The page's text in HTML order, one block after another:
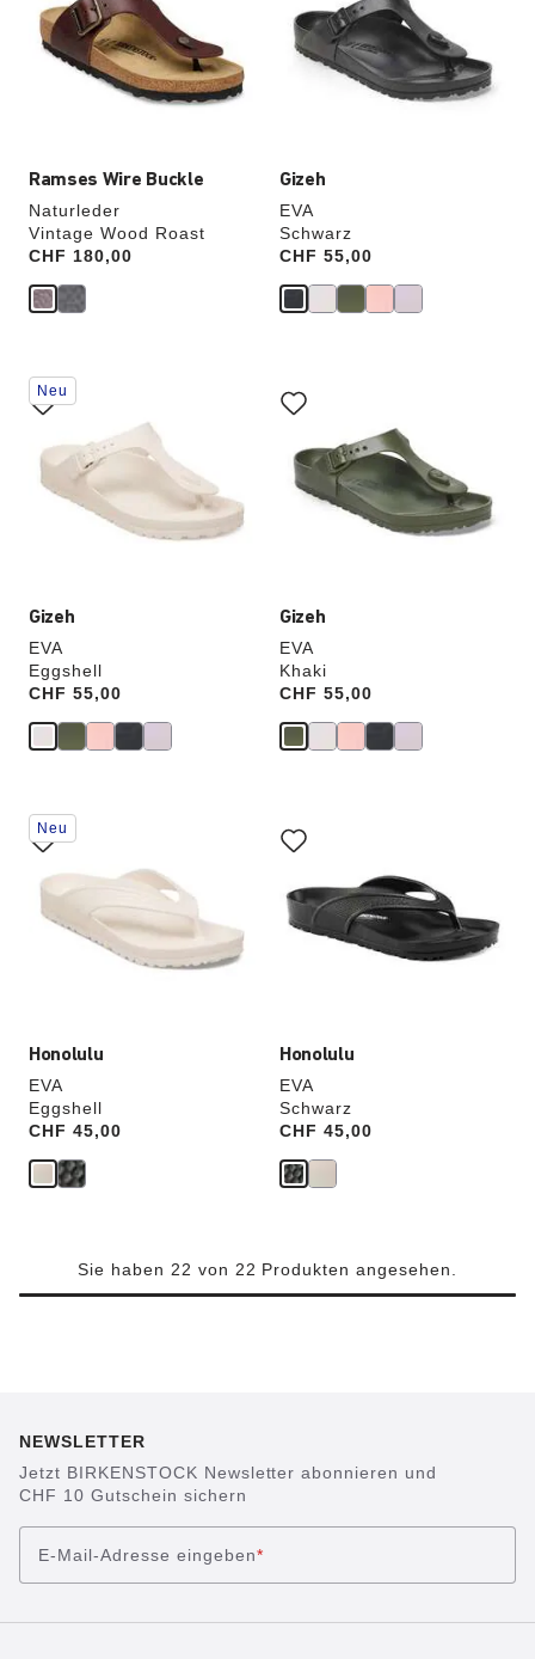
Ramses Wire Buckle
Naturleder
Vintage Wood Roast
Price:
CHF 180,00
Farben
werden
die
Produktbilder
aktualisiert.
Gizeh
EVA
Schwarz
Price:
CHF 55,00
werden
die
Produktbilder
aktualisiert.
Gizeh
EVA
Eggshell
Price:
CHF 55,00
Durch
Anklicken
der
Farben
werden
die
Produktbilder
aktualisiert.
Neu
Gizeh
EVA
Khaki
Price:
CHF 55,00
Anklicken
der
werden
die
Produktbilder
aktualisiert.
Honolulu
EVA
Eggshell
Price:
CHF 45,00
Durch
Anklicken
der
Farben
werden
die
Produktbilder
Neu
Honolulu
EVA
Schwarz
Price:
CHF 45,00
Anklicken
der
werden
die
Produktbilder
Sie haben 22 von 22 Produkten angesehen.
NEWSLETTER
Jetzt BIRKENSTOCK Newsletter abonnieren und
CHF 10 Gutschein sichern
E-Mail-Adresse eingeben*